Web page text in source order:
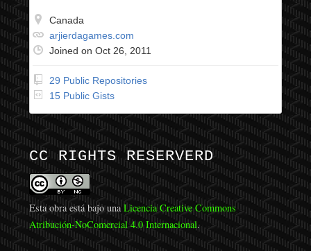
Canada
arjierdagames.com
Joined on Oct 26, 2011
29 Public Repositories
15 Public Gists
CC RIGHTS RESERVERD
Esta obra está bajo unaLicencia Creative Commons
Atribución-NoComercial 4.0 Internacional.